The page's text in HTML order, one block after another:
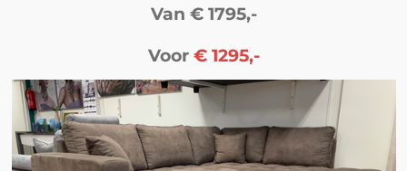
Van € 1795,-
Voor € 1295,-